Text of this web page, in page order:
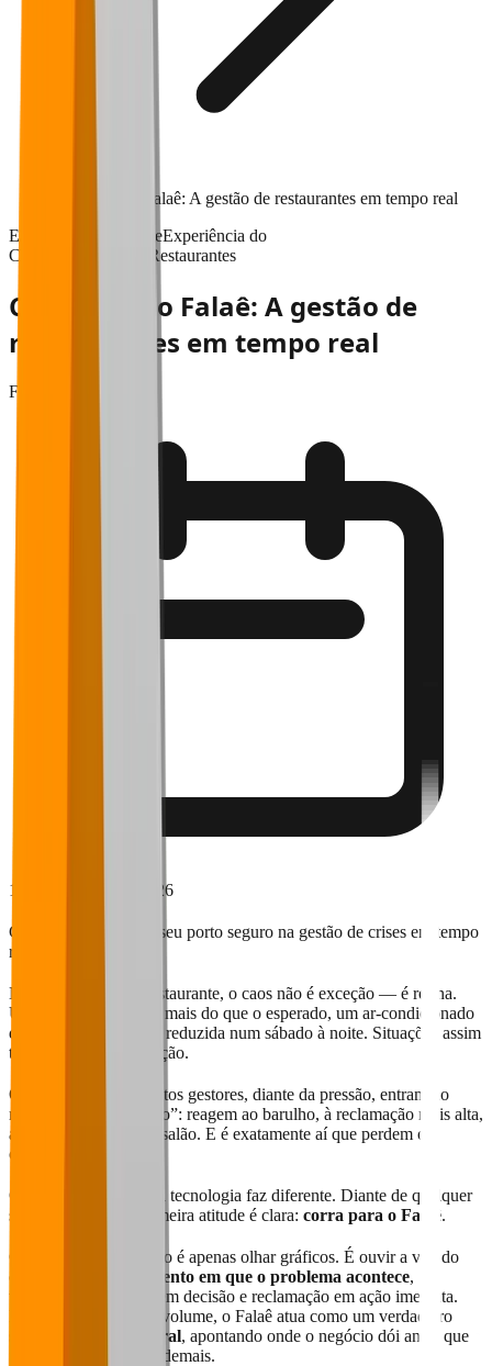
Corra para o Falaê: A gestão de restaurantes em tempo real
Experiência do clienteExperiência do
Cliente
Restaurantes
Corra para o Falaê: A gestão de
restaurantes em tempo real
Falaê
19 de fevereiro de 2026
Corra para o Falaê: o seu porto seguro na gestão de crises em tempo
real
No dia a dia de um restaurante, o caos não é exceção — é rotina.
Um prato que demora mais do que o esperado, um ar-condicionado
que falha, uma equipa reduzida num sábado à noite. Situações assim
testam qualquer operação.
O problema é que muitos gestores, diante da pressão, entram no
modo “apagar incêndio”: reagem ao barulho, à reclamação mais alta,
ao que está visível no salão. E é exatamente aí que perdem o
controlo.
O gestor que domina a tecnologia faz diferente. Diante de qualquer
sinal de fumaça, a primeira atitude é clara: corra para o Falaê.
Correr para o Falaê não é apenas olhar gráficos. É ouvir a voz do
cliente
no exato momento em que o problema acontece,
transformar incerteza em decisão e reclamação em ação imediata.
Em operações de alto volume, o Falaê atua como um verdadeiro
sistema nervoso central, apontando onde o negócio dói antes que a
ferida se torne grande demais.